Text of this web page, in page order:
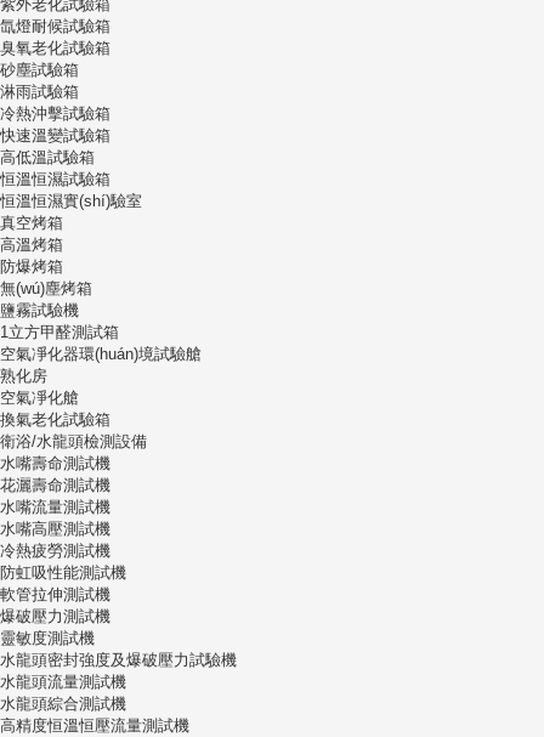
紫外老化試驗箱
氙燈耐候試驗箱
臭氧老化試驗箱
砂塵試驗箱
淋雨試驗箱
冷熱沖擊試驗箱
快速溫變試驗箱
高低溫試驗箱
恒溫恒濕試驗箱
恒溫恒濕實(shí)驗室
真空烤箱
高溫烤箱
防爆烤箱
無(wú)塵烤箱
鹽霧試驗機
1立方甲醛測試箱
空氣凈化器環(huán)境試驗艙
熟化房
空氣凈化艙
換氣老化試驗箱
衛浴/水龍頭檢測設備
水嘴壽命測試機
花灑壽命測試機
水嘴流量測試機
水嘴高壓測試機
冷熱疲勞測試機
防虹吸性能測試機
軟管拉伸測試機
爆破壓力測試機
靈敏度測試機
水龍頭密封強度及爆破壓力試驗機
水龍頭流量測試機
水龍頭綜合測試機
高精度恒溫恒壓流量測試機